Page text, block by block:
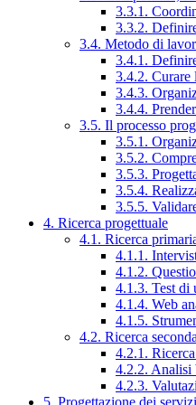
3.3.1.
3.3.2.
3.4. Metodo di
3.4.1.
3.4.2. Curare
3.4.3.
3.4.4.
3.5. Il processo
3.5.1.
3.5.2.
3.5.3.
3.5.4.
3.5.5.
4. Ricerca progettuale
4.1. Ricerca
4.1.1.
4.1.2.
4.1.3. Test di
4.1.4. Web
4.1.5.
4.2. Ricerca
4.2.1.
4.2.2. Analisi
4.2.3.
5. Progettazione dei servizi